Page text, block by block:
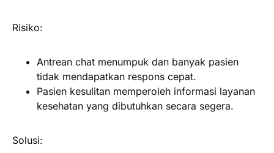
Risiko:
Antrean chat menumpuk dan banyak pasien
tidak mendapatkan respons cepat.
Pasien kesulitan memperoleh informasi layanan
kesehatan yang dibutuhkan secara segera.
Solusi: